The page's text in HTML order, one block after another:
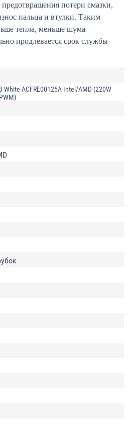
потери смазки,
пальца и втулки. Таким
тепла, меньше шума
продлевается срок службы
White ACFRE00125A Intel/AMD (220W